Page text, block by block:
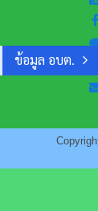
ข้อมูล อบต.